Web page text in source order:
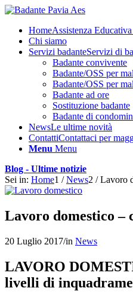
HomeAssistenza
Chi siamo
Servizi badanteServizi di
Badante convivente
Badante/OSS per
Badante/OSS per
Badante ad ore
Sostituzione badante
Badante di
NewsLe ultime novità
ContattiContattaci per
Menu Menu
Blog - Ultime notizie
Sei in: Home1 / News2 / Lavoro
Lavoro domestico
20 Luglio 2017/in News
LAVORO
livelli di